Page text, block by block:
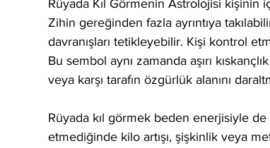
Rüyada Kıl Görmenin Astrolojisi kişinin
Zihin gereğinden fazla ayrıntıya
davranışları tetikleyebilir. Kişi kontrol
Bu sembol aynı zamanda aşırı
veya karşı tarafın özgürlük alanını
Rüyada kıl görmek beden enerjisiyle de
etmediğinde kilo artışı, şişkinlik veya